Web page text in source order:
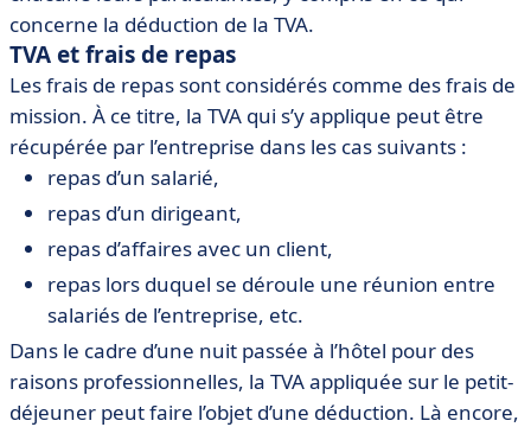
concerne la déduction de la TVA.
TVA et frais de repas
Les frais de repas sont considérés comme des frais de
mission. À ce titre, la TVA qui s’y applique peut être
récupérée par l’entreprise dans les cas suivants :
repas d’un salarié,
repas d’un dirigeant,
repas d’affaires avec un client,
repas lors duquel se déroule une réunion entre
salariés de l’entreprise, etc.
Dans le cadre d’une nuit passée à l’hôtel pour des
raisons professionnelles, la TVA appliquée sur le petit-
déjeuner peut faire l’objet d’une déduction. Là encore,